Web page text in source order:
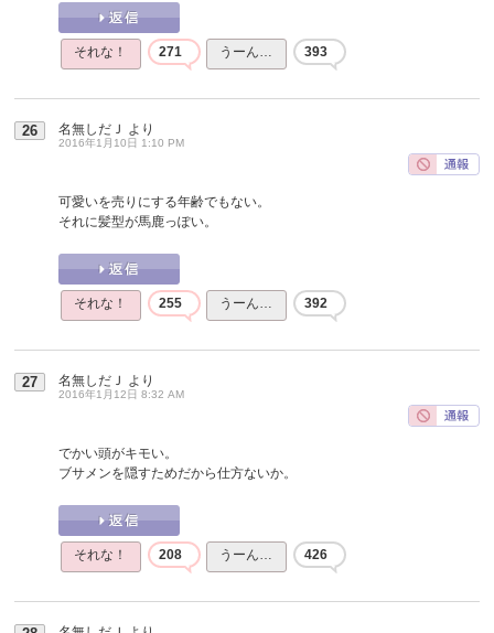
それな！ 271 うーん… 393
26 名無しだＪ より
2016年1月10日 1:10 PM
可愛いを売りにする年齢でもない。
それに髪型が馬鹿っぽい。
それな！ 255 うーん… 392
27 名無しだＪ より
2016年1月12日 8:32 AM
でかい頭がキモい。
ブサメンを隠すためだから仕方ないか。
それな！ 208 うーん… 426